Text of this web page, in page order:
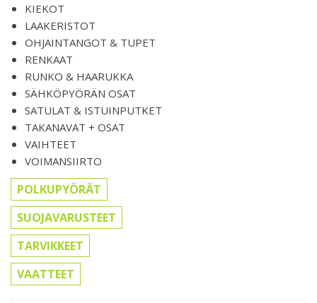
KIEKOT
LAAKERISTOT
OHJAINTANGOT & TUPET
RENKAAT
RUNKO & HAARUKKA
SÄHKÖPYÖRÄN OSAT
SATULAT & ISTUINPUTKET
TAKANAVAT + OSAT
VAIHTEET
VOIMANSIIRTO
POLKUPYÖRÄT
SUOJAVARUSTEET
TARVIKKEET
VAATTEET